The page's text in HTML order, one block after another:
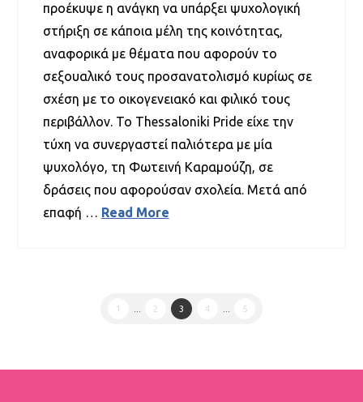
προέκυψε η ανάγκη να υπάρξει ψυχολογική
στήριξη σε κάποια μέλη της κοινότητας,
αναφορικά με θέματα που αφορούν το
σεξουαλικό τους προσανατολισμό κυρίως σε
σχέση με το οικογενειακό και φιλικό τους
περιβάλλον. Το Thessaloniki Pride είχε την
τύχη να συνεργαστεί παλιότερα με μία
ψυχολόγο, τη Φωτεινή Καραμούζη, σε
δράσεις που αφορούσαν σχολεία. Μετά από
επαφή … Read More
1 2 3 4 5